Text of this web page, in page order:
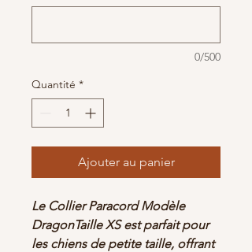
0/500
Quantité *
Ajouter au panier
Le Collier Paracord Modèle
DragonTaille XS est parfait pour
les chiens de petite taille, offrant